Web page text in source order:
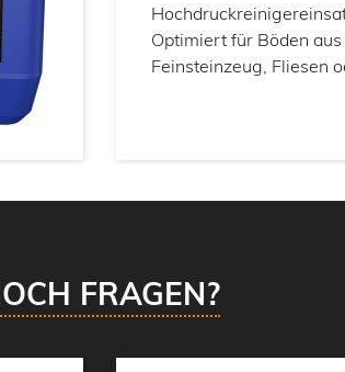
Optimiert für Böden aus
Feinsteinzeug, Fliesen
FRAGEN?